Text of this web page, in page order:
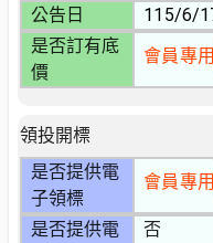
公告日
115/6/
是否訂有底
價
會員專用
領投開標
是否提供電
子領標
會員專用
是否提供電
否